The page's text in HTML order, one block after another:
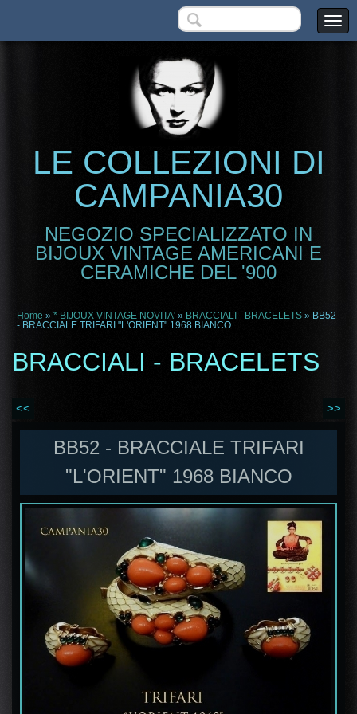
LE COLLEZIONI DI
CAMPANIA30
NEGOZIO SPECIALIZZATO IN
BIJOUX VINTAGE AMERICANI E
CERAMICHE DEL '900
Home » * BIJOUX VINTAGE NOVITA' » BRACCIALI - BRACELETS » BB52
- BRACCIALE TRIFARI "L'ORIENT" 1968 BIANCO
BRACCIALI - BRACELETS
<< >>
BB52 - BRACCIALE TRIFARI
"L'ORIENT" 1968 BIANCO